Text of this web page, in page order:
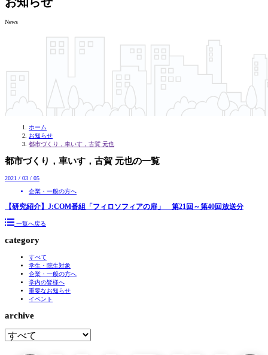
News
ホーム
お知らせ
都市づくり，車いす，古賀 元也
都市づくり，車いす，古賀 元也の一覧
2021 / 03 / 05
企業・一般の方へ
【研究紹介】J:COM番組「フィロソフィアの扉」 第21回～第40回放送分
一覧へ戻る
category
すべて
学生・院生対象
企業・一般の方へ
学内の皆様へ
重要なお知らせ
イベント
archive